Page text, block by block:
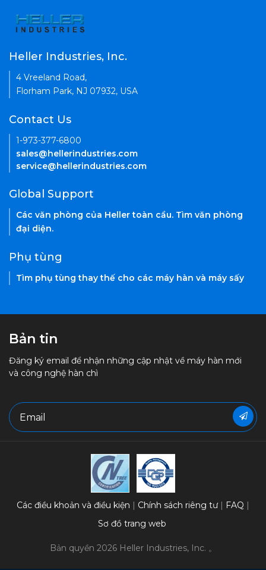
Heller Industries, Inc.
4 Vreeland Road,
Florham Park, NJ 07932, USA
Contact Us
1-973-377-6800
sales@hellerindustries.com
service@hellerindustries.com
Global Support
Các văn phòng của Heller toàn cầu. Tìm văn phòng
đại diện.
Phụ tùng
Tìm phụ tùng thay thế cho các máy hàn và máy sấy
Bản tin
Đăng ký email để nhận những cập nhật về máy hàn mới
và công nghệ hàn chì
Các điều khoản và điều kiện Chính sách riêng tư
FAQ
Sơ đồ trang web
Bản quyền 2026 Heller Industries, Inc. 。